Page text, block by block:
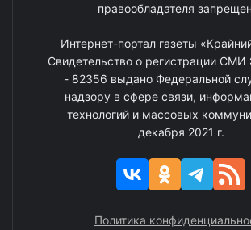
правообладателя
Интернет-портал газеты
Свидетельство о регистрации
- 82356 выдано Федеральной
надзору в сфере связи,
технологий и массовых
декабря 2021 г.
Политика